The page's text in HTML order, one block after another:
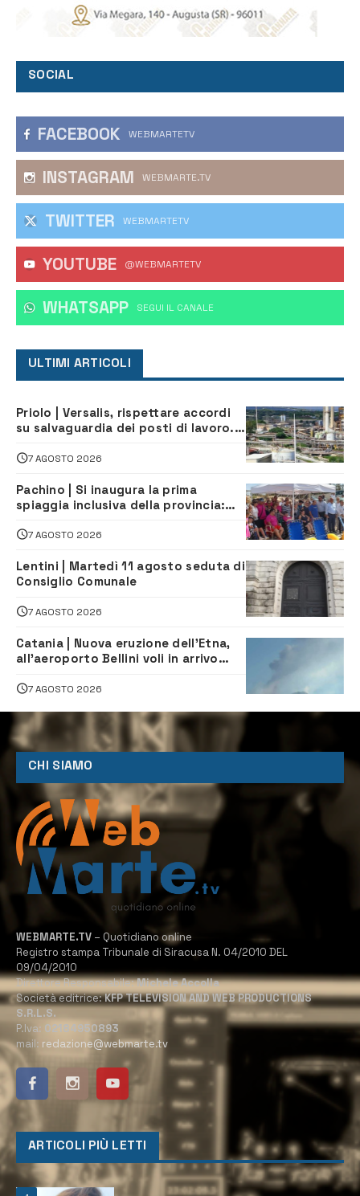
SOCIAL
FACEBOOK WEBMARTETV
INSTAGRAM WEBMARTE.TV
TWITTER WEBMARTETV
YOUTUBE @WEBMARTETV
WHATSAPP ‎SEGUI IL CANALE
ULTIMI ARTICOLI
Priolo | Versalis, rispettare accordi
su salvaguardia dei posti di lavoro. Il
7 AGOSTO 2026
Pachino | Si inaugura la prima
spiaggia inclusiva della provincia:
tutti
7 AGOSTO 2026
Lentini | Martedì 11 agosto seduta di
Consiglio Comunale
7 AGOSTO 2026
Catania | Nuova eruzione dell’Etna,
all’aeroporto Bellini voli in arrivo
7 AGOSTO 2026
CHI SIAMO
WEBMARTE.TV – Quotidiano online
Registro stampa Tribunale di Siracusa N. 04/2010 DEL
09/04/2010
Direttore Responsabile:Michele Accolla
Società editrice:KFP TELEVISION AND WEB PRODUCTIONS
S.R.L.S.
P.Iva: 02184950893
mail: redazione@webmarte.tv
ARTICOLI PIÙ LETTI